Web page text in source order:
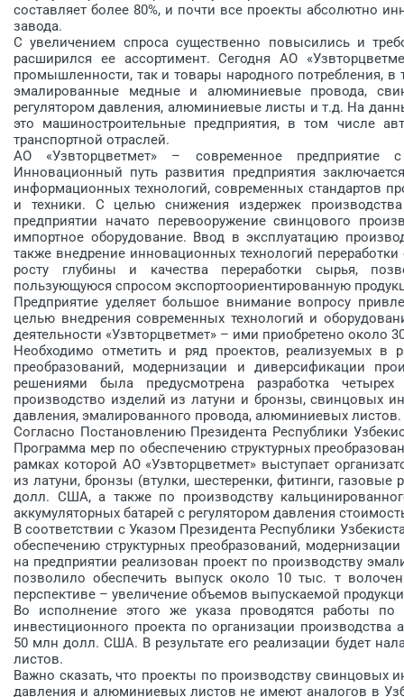
составляет более 80%, и почти все проекты абсолютно
завода.
С увеличением спроса существенно повысились и
расширился ее ассортимент. Сегодня АО
промышленности, так и товары народного потребления, в
эмалированные медные и алюминиевые провода,
регулятором давления, алюминиевые листы и т.д. На
это машиностроительные предприятия, в том числе
транспортной отраслей.
АО «Узвторцветмет» – современное предприятие
Инновационный путь развития предприятия
информационных технологий, современных стандартов
и техники. С целью снижения издержек
предприятии начато перевооружение свинцового
импортное оборудование. Ввод в эксплуатацию
также внедрение инновационных технологий
росту глубины и качества переработки сырья,
пользующуюся спросом экспортоориентированную
Предприятие уделяет большое внимание вопросу
целью внедрения современных технологий и
деятельности «Узвторцветмет» – ими приобретено около
Необходимо отметить и ряд проектов, реализуемых в
преобразований, модернизации и диверсификации
решениями была предусмотрена разработка
производство изделий из латуни и бронзы, свинцовых
давления, эмалированного провода, алюминиевых листов.
Согласно Постановлению Президента Республики
Программа мер по обеспечению структурных
рамках которой АО «Узвторцветмет» выступает
из латуни, бронзы (втулки, шестеренки, фитинги,
долл. США, а также по производству
аккумуляторных батарей с регулятором давления
В соответствии с Указом Президента Республики
обеспечению структурных преобразований,
на предприятии реализован проект по производству
позволило обеспечить выпуск около 10 тыс. т
перспективе – увеличение объемов выпускаемой
Во исполнение этого же указа проводятся работы по
инвестиционного проекта по организации
50 млн долл. США. В результате его реализации будет
листов.
Важно сказать, что проекты по производству свинцовых
давления и алюминиевых листов не имеют аналогов в